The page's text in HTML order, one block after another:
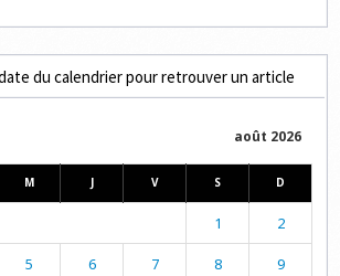
du calendrier pour retrouver un article
août 2026
M J V S D
1 2
5 6 7 8 9